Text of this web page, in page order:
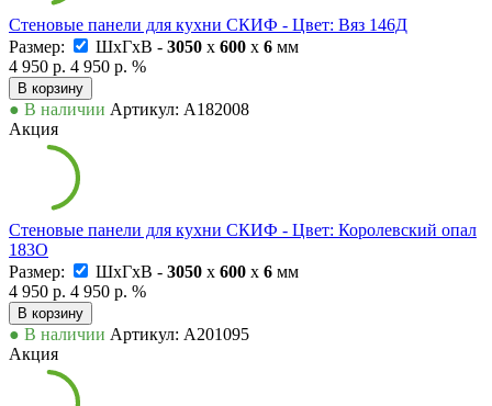
Стеновые панели для кухни СКИФ - Цвет: Вяз 146Д
Размер:
ШxГxВ - 3050 x 600 x 6 мм
4 950 р. 4 950 р. %
В корзину
● В наличии Артикул: А182008
Акция
Стеновые панели для кухни СКИФ - Цвет: Королевский опал
183О
Размер:
ШxГxВ - 3050 x 600 x 6 мм
4 950 р. 4 950 р. %
В корзину
● В наличии Артикул: А201095
Акция